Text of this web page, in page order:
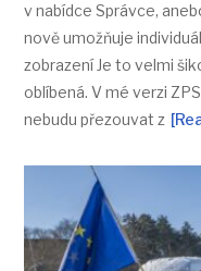
v nabídce Správce,
nově umožňuje
zobrazení Je to velmi
oblíbená. V mé verzi
nebudu přezouvat z